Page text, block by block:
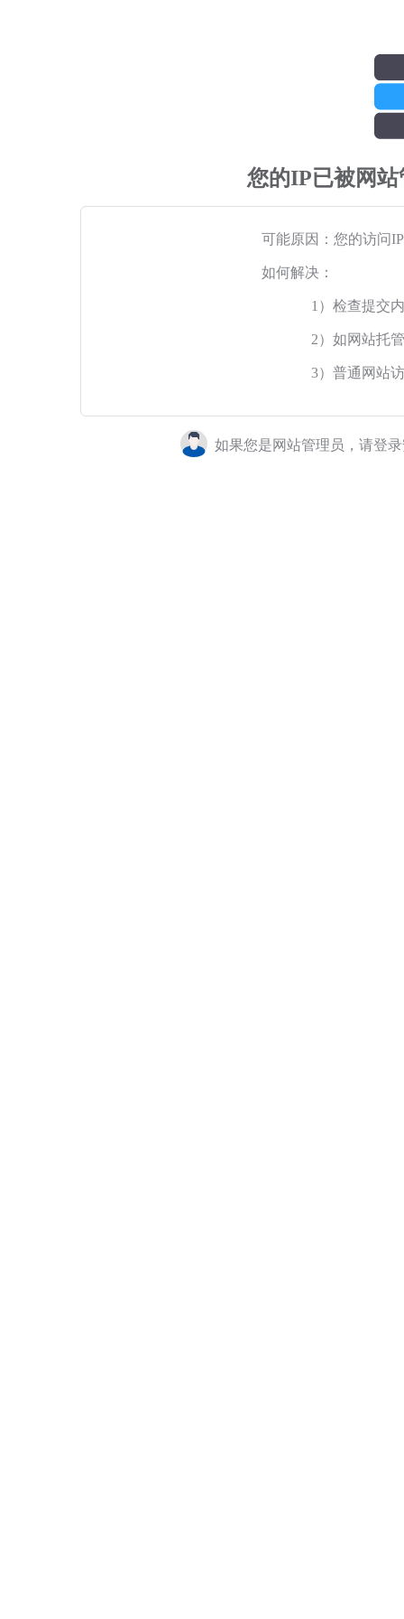
您的IP已被网
可能原因：您的访问
如何解决：
1）检查提交
2）如网站托
3）普通网站
如果您是网站管理员，请登